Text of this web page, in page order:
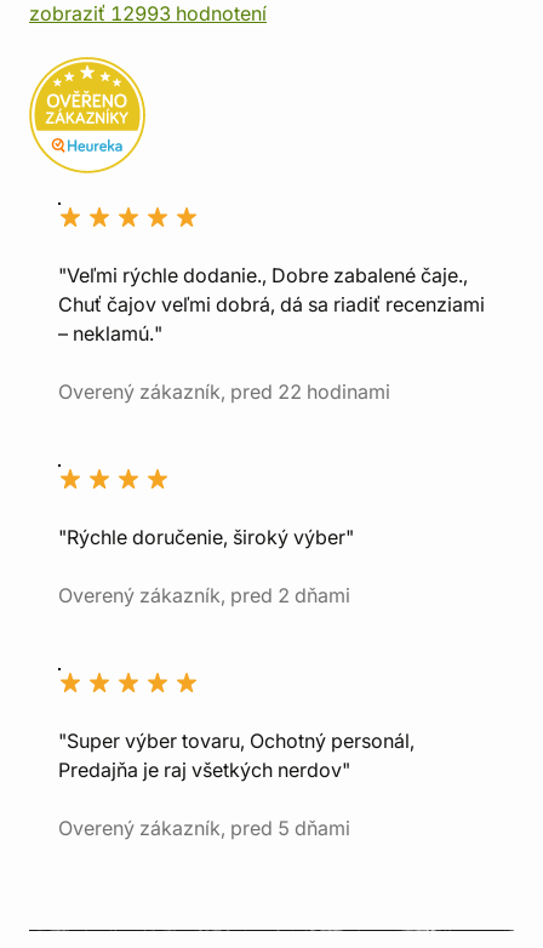
zobraziť 12993 hodnotení
"Veľmi rýchle dodanie., Dobre zabalené čaje.,
Chuť čajov veľmi dobrá, dá sa riadiť recenziami
– neklamú."
Overený zákazník, pred 22 hodinami
"Rýchle doručenie, široký výber"
Overený zákazník, pred 2 dňami
"Super výber tovaru, Ochotný personál,
Predajňa je raj všetkých nerdov"
Overený zákazník, pred 5 dňami